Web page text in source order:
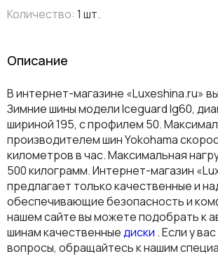
Количество: 1 шт.
Описание
В интернет-магазине «Luxeshina.ru»
Зимние шины модели Iceguard Ig60,
шириной 195, с профилем 50.
производителем шин Yokohama
километров в час. Максимальная
500 килограмм. Интернет-магазин
предлагает только качественные и
обеспечивающие безопасность и
нашем сайте вы можете подобрать к
шинам качественныедиски . Если у
вопросы, обращайтесь к нашим